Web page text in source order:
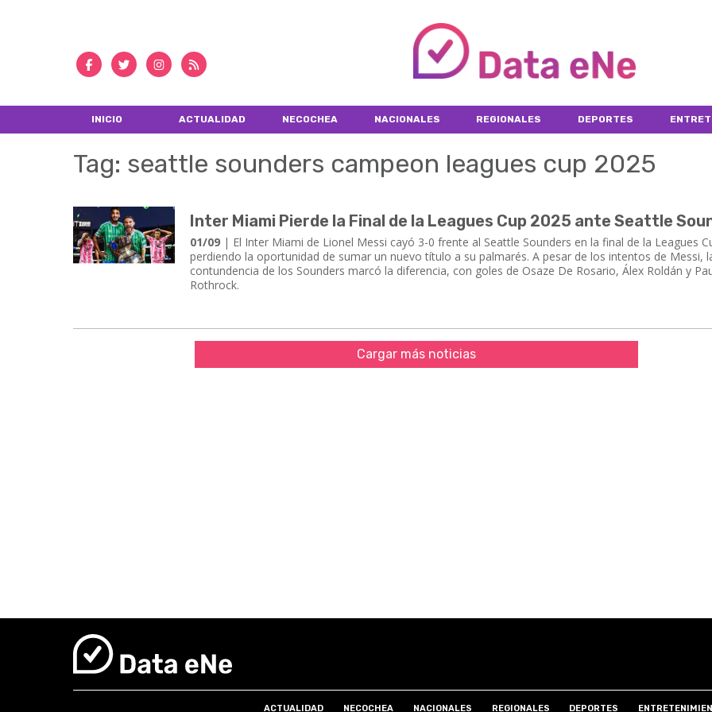
INICIO ACTUALIDAD NECOCHEA NACIONALES REGIONALES DEPORTES
Tag: seattle sounders campeon leagues cup 2025
Inter Miami Pierde la Final de la Leagues Cup 2025 ante Seattle
01/09 | El Inter Miami de Lionel Messi cayó 3-0 frente al Seattle Sounders en la final de la Leagues
perdiendo la oportunidad de sumar un nuevo título a su palmarés. A pesar de los intentos de Messi,
contundencia de los Sounders marcó la diferencia, con goles de Osaze De Rosario, Álex Roldán y
Rothrock.
Cargar más noticias
ACTUALIDAD NECOCHEA NACIONALES REGIONALES DEPORTES